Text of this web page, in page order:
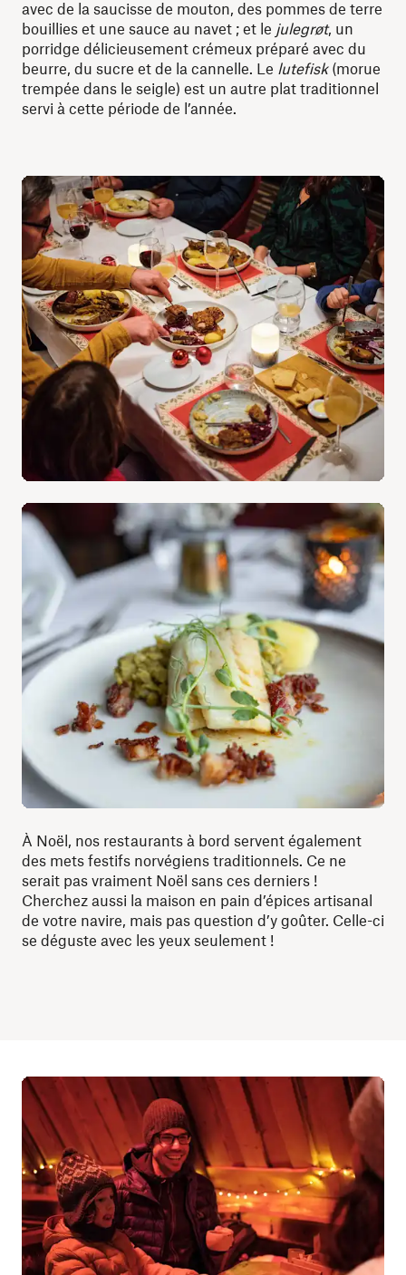
avec de la saucisse de mouton, des pommes de terre
bouillies et une sauce au navet ; et le julegrøt, un
porridge délicieusement crémeux préparé avec du
beurre, du sucre et de la cannelle. Le lutefisk(morue
trempée dans le seigle) est un autre plat traditionnel
servi à cette période de l’année.
À Noël, nos restaurants à bord servent également
des mets festifs norvégiens traditionnels. Ce ne
serait pas vraiment Noël sans ces derniers !
Cherchez aussi la maison en pain d’épices artisanal
de votre navire, mais pas question d’y goûter. Celle-ci
se déguste avec les yeux seulement !